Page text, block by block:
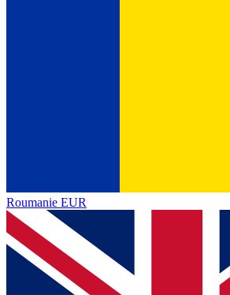
Roumanie EUR